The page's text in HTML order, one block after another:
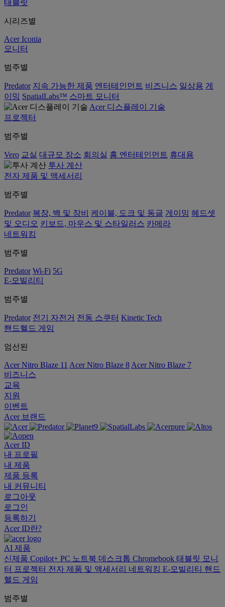
태블릿
시리즈별
Acer Iconia
모니터
범주별
Predator 지속 가능한 제품 엔터테인먼트 비즈니스 일상용 게
이밍 SpatialLabs™ 스마트 모니터
Acer 디스플레이 기술
프로젝터
범주별
Vero 교실 대규모 장소 회의실 홈 엔터테인먼트 휴대용
투사 계산
전자 제품 및 액세서리
범주별
Predator 복장, 백 및 장비 케이블, 도크 및 동글 게이밍 헤드셋
및 오디오 키보드, 마우스 및 스타일러스 카메라
네트워킹
범주별
Predator Wi-Fi 5G
E-모빌리티
범주별
Predator 전기 자전거 전동 스쿠터 Kinetic Tech
핸드헬드 게임
엄선된
Acer Nitro Blaze 11 Acer Nitro Blaze 8 Acer Nitro Blaze 7
비즈니스
교육
지원
이벤트
Acer 브랜드
Acer ID
내 프로필
내 제품
제품 등록
내 커뮤니티
로그아웃
로그인
등록하기
Acer ID란?
AI 제품
신제품 Copilot+ PC 노트북 데스크톱 Chromebook 태블릿 모니
터 프로젝터 전자 제품 및 액세서리 네트워킹 E-모빌리티 핸드
헬드 게임
범주별